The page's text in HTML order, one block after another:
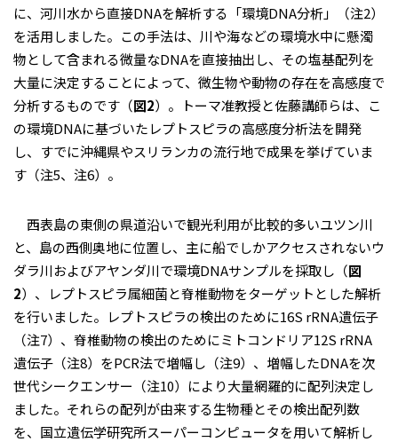
に、河川水から直接DNAを解析する「環境DNA分析」（注2）
を活用しました。この手法は、川や海などの環境水中に懸濁
物として含まれる微量なDNAを直接抽出し、その塩基配列を
大量に決定することによって、微生物や動物の存在を高感度で
分析するものです（図2）。トーマ准教授と佐藤講師らは、こ
の環境DNAに基づいたレプトスピラの高感度分析法を開発
し、すでに沖縄県やスリランカの流行地で成果を挙げていま
す（注5、注6）。
西表島の東側の県道沿いで観光利用が比較的多いユツン川
と、島の西側奥地に位置し、主に船でしかアクセスされないウ
ダラ川およびアヤンダ川で環境DNAサンプルを採取し（図
2）、レプトスピラ属細菌と脊椎動物をターゲットとした解析
を行いました。レプトスピラの検出のために16S rRNA遺伝子
（注7）、脊椎動物の検出のためにミトコンドリア12S rRNA
遺伝子（注8）をPCR法で増幅し（注9）、増幅したDNAを次
世代シークエンサー（注10）により大量網羅的に配列決定し
ました。それらの配列が由来する生物種とその検出配列数
を、国立遺伝学研究所スーパーコンピュータを用いて解析し